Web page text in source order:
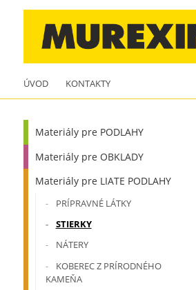
ÚVOD KONTAKTY
Materiály pre PODLAHY
Materiály pre OBKLADY
Materiály pre LIATE PODLAHY
PRÍPRAVNÉ LÁTKY
STIERKY
NÁTERY
KOBEREC Z PRÍRODNÉHO
KAMEŇA